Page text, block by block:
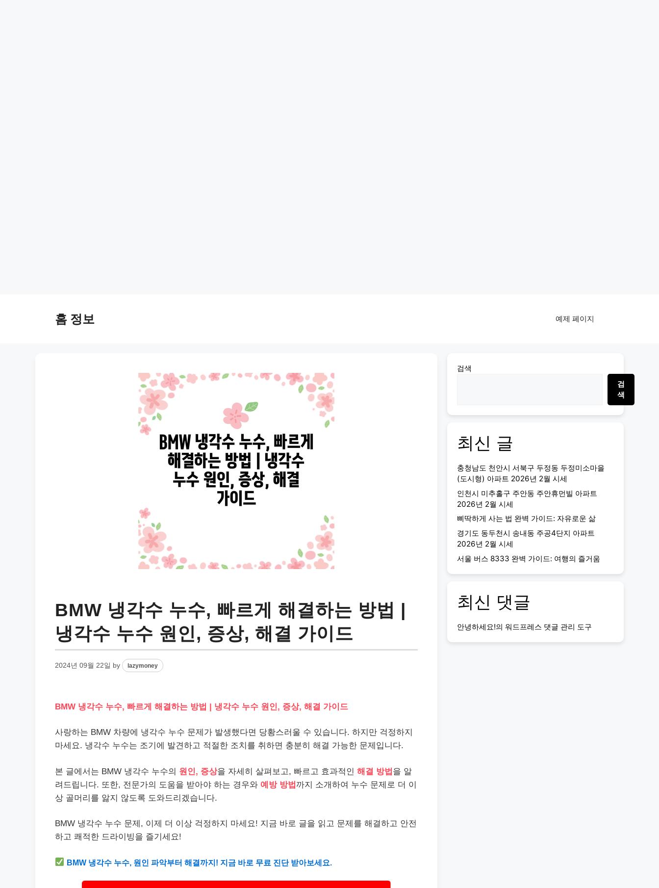
홈 정보 예제 페이지
BMW 냉각수 누수, 빠르게 해결하는 방법 |
냉각수 누수 원인, 증상, 해결 가이드
2024년 09월 22일 by lazymoney
BMW 냉각수 누수, 빠르게 해결하는 방법 | 냉각수 누수 원인, 증상, 해결 가이드
사랑하는 BMW 차량에 냉각수 누수 문제가 발생했다면 당황스러울 수 있습니다. 하지만 걱정하지
마세요. 냉각수 누수는 조기에 발견하고 적절한 조치를 취하면 충분히 해결 가능한 문제입니다.
본 글에서는 BMW 냉각수 누수의 원인, 증상을 자세히 살펴보고, 빠르고 효과적인 해결 방법 을 알
려드립니다. 또한, 전문가의 도움을 받아야 하는 경우와 예방 방법 까지 소개하여 누수 문제로 더 이
상 골머리를 앓지 않도록 도와드리겠습니다.
BMW 냉각수 누수 문제, 이제 더 이상 걱정하지 마세요! 지금 바로 글을 읽고 문제를 해결하고 안전
하고 쾌적한 드라이빙을 즐기세요!
BMW 냉각수 누수, 원인 파악부터 해결까지! 지금 바로 무료 진단 받아보세요.
검색
검
색
최신 글
충청남도 천안시 서북구 두정동 두정미소마을
(도시형) 아파트 2026년 2월 시세
인천시 미추홀구 주안동 주안휴먼빌 아파트
2026년 2월 시세
삐딱하게 사는 법 완벽 가이드: 자유로운 삶
경기도 동두천시 송내동 주공4단지 아파트
2026년 2월 시세
서울 버스 8333 완벽 가이드: 여행의 즐거움
최신 댓글
안녕하세요!의 워드프레스 댓글 관리 도구